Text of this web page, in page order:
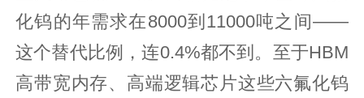
化钨的年需求在8000到11000吨之间——
这个替代比例，连0.4%都不到。至于HBM
高带宽内存、高端逻辑芯片这些六氟化钨